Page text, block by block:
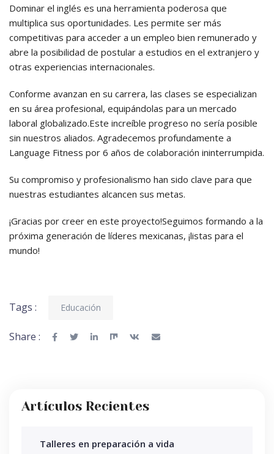
Dominar el inglés es una herramienta poderosa que
multiplica sus oportunidades. Les permite ser más
competitivas para acceder a un empleo bien remunerado y
abre la posibilidad de postular a estudios en el extranjero y
otras experiencias internacionales.
Conforme avanzan en su carrera, las clases se especializan
en su área profesional, equipándolas para un mercado
laboral globalizado.Este increíble progreso no sería posible
sin nuestros aliados. Agradecemos profundamente a
Language Fitness por 6 años de colaboración ininterrumpida.
Su compromiso y profesionalismo han sido clave para que
nuestras estudiantes alcancen sus metas.
¡Gracias por creer en este proyecto!Seguimos formando a la
próxima generación de líderes mexicanas, ¡listas para el
mundo!
Tags : Educación
Share :
Artículos Recientes
Talleres en preparación a vida